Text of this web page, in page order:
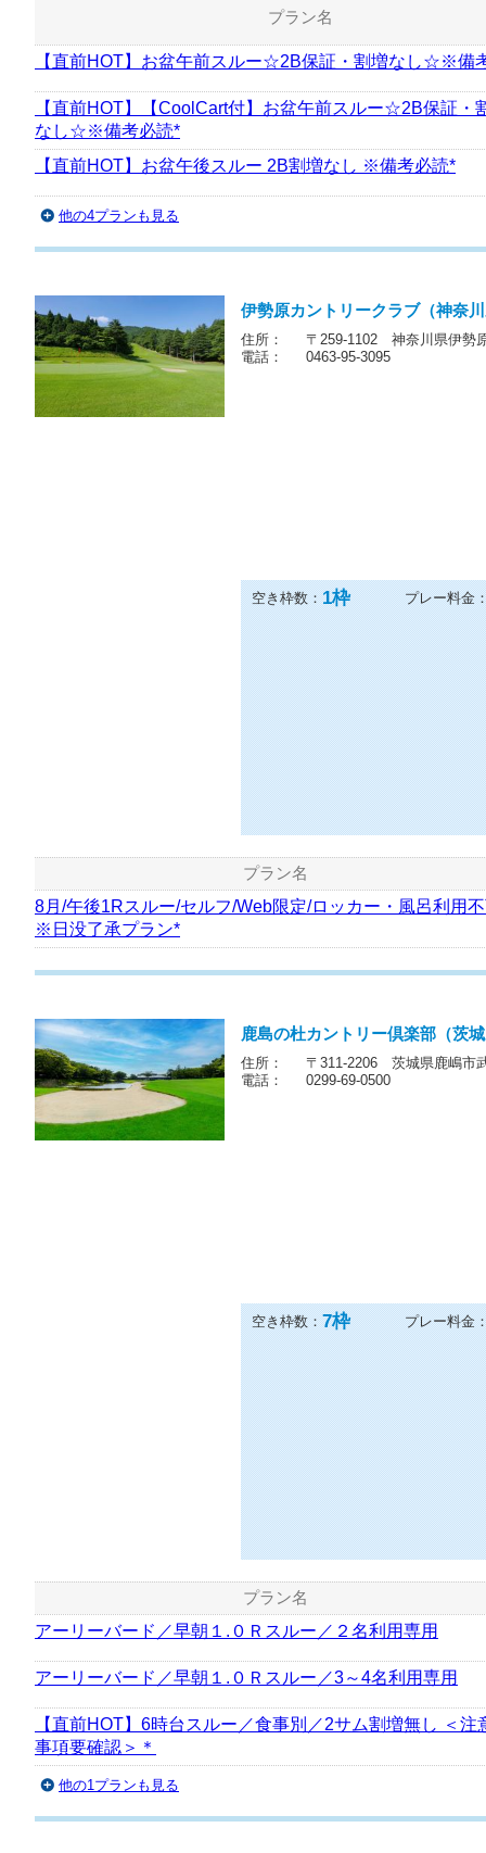
プラン名
【直前HOT】お盆午前スルー☆2B保証・割増なし☆※備
【直前HOT】【CoolCart付】お盆午前スルー☆2B保証・
なし☆※備考必読*
【直前HOT】お盆午後スルー 2B割増なし ※備考必読*
他の4プランも見る
伊勢原カントリークラブ（神奈
住所：
〒259-1102 神奈川県伊勢
電話：
0463-95-3095
空き枠数： 1枠 プレー料金
プラン名
8月/午後1Rスルー/セルフ/Web限定/ロッカー・風呂利用
※日没了承プラン*
鹿島の杜カントリー倶楽部（茨
住所：
〒311-2206 茨城県鹿嶋市
電話：
0299-69-0500
空き枠数： 7枠 プレー料金
プラン名
アーリーバード／早朝１.０Ｒスルー／２名利用専用
アーリーバード／早朝１.０Ｒスルー／3～4名利用専用
【直前HOT】6時台スルー／食事別／2サム割増無し ＜注
事項要確認＞＊
他の1プランも見る